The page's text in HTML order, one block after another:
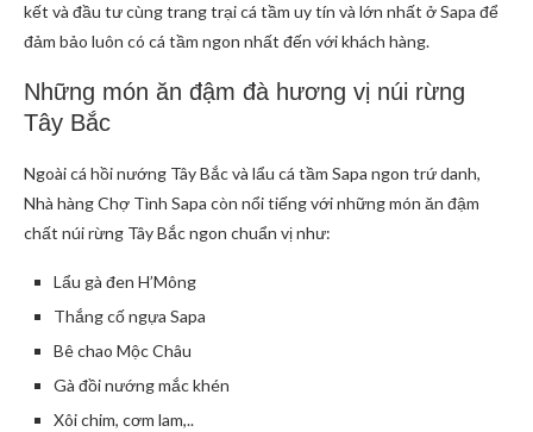
kết và đầu tư cùng trang trại cá tầm uy tín và lớn nhất ở Sapa để
đảm bảo luôn có cá tầm ngon nhất đến với khách hàng.
Những món ăn đậm đà hương vị núi rừng
Tây Bắc
Ngoài cá hồi nướng Tây Bắc và lẩu cá tầm Sapa ngon trứ danh,
Nhà hàng Chợ Tình Sapa còn nổi tiếng với những món ăn đậm
chất núi rừng Tây Bắc ngon chuẩn vị như:
Lẩu gà đen H’Mông
Thắng cố ngựa Sapa
Bê chao Mộc Châu
Gà đồi nướng mắc khén
Xôi chim, cơm lam,..